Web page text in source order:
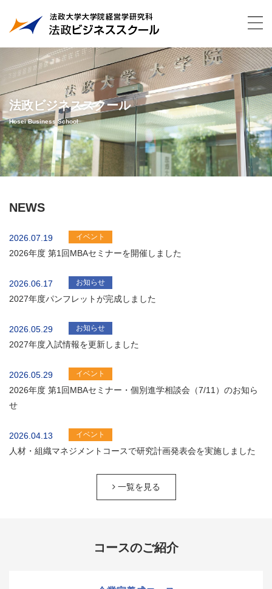
法政ビジネススクール
Hosei Business School
NEWS
2026.07.19 イベント
2026年度 第1回MBAセミナーを開催しました
2026.06.17 お知らせ
2027年度パンフレットが完成しました
2026.05.29 お知らせ
2027年度入試情報を更新しました
2026.05.29 イベント
2026年度 第1回MBAセミナー・個別進学相談会（7/11）のお知ら
せ
2026.04.13 イベント
人材・組織マネジメントコースで研究計画発表会を実施しました
一覧を見る
コースのご紹介